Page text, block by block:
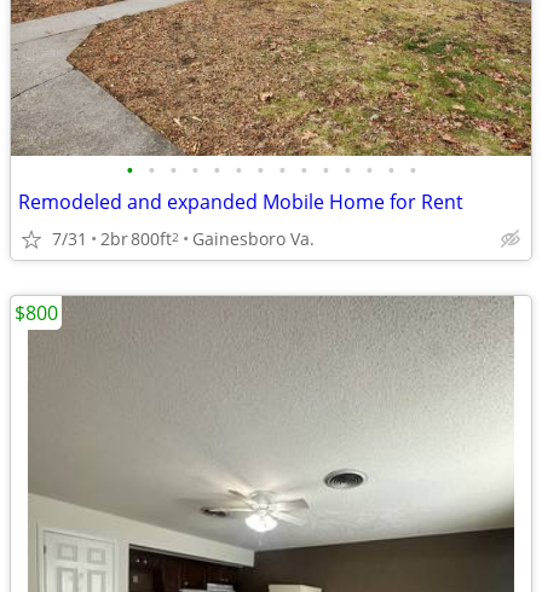
• • • • • • • • • • • • • •
Remodeled and expanded Mobile Home for Rent
7/31 2br800ft2 Gainesboro Va.
$800